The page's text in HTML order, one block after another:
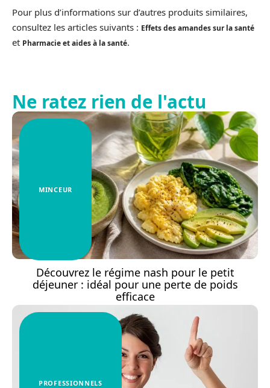
Pour plus d’informations sur d’autres produits similaires,
consultez les articles suivants : Effets des amandes sur la santé
et Pharmacie et aides à la santé.
Ne ratez rien de l'actu
MINCEUR
Découvrez le régime nash pour le petit
déjeuner : idéal pour une perte de poids
efficace
PROFESSIONNELS